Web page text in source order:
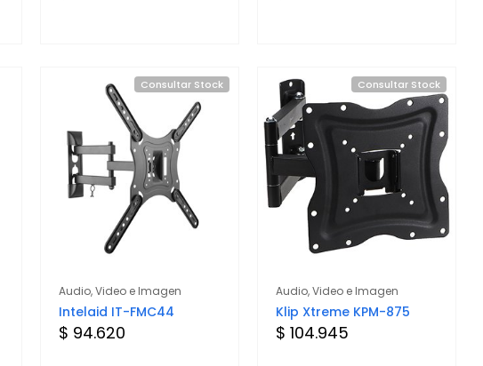
Consultar Stock
Audio, Video e Imagen
Intelaid IT-FMC44
$ 94.620
Consultar Stock
Audio, Video e Imagen
Klip Xtreme KPM-875
$ 104.945